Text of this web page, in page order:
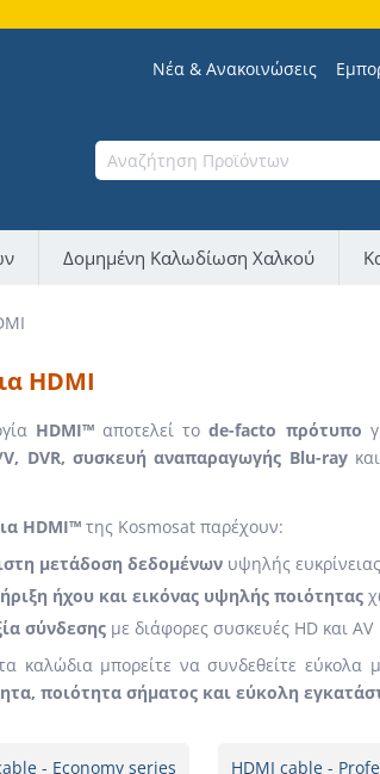
Νέα & Ανακοινώσεις
Δομημένη Καλωδίωση Χαλκού
HDMI
HDMI™ αποτελεί τοde-facto πρότυπο
DVR, συσκευή αναπαραγωγής Blu-rayκαι
HDMI™της Kosmosat παρέχουν:
μετάδοση δεδομένωνυψηλής ευκρίνειας
ήχου και εικόνας υψηλής ποιότητας
σύνδεσηςμε διάφορες συσκευές HD και AV
καλώδια μπορείτε να συνδεθείτε εύκολα
ποιότητα σήματος και εύκολη
- Economy series HDMI cable -